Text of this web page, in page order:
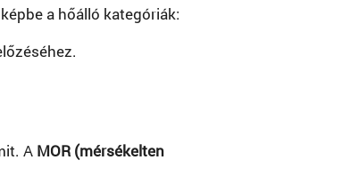
a hőálló kategóriák:
A MOR (mérsékelten